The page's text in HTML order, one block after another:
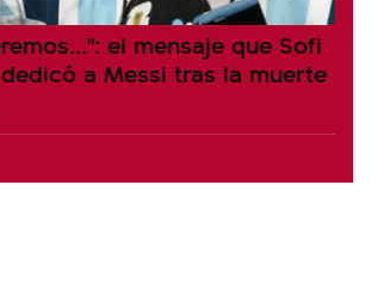
el mensaje que Sofi
a Messi tras la muerte